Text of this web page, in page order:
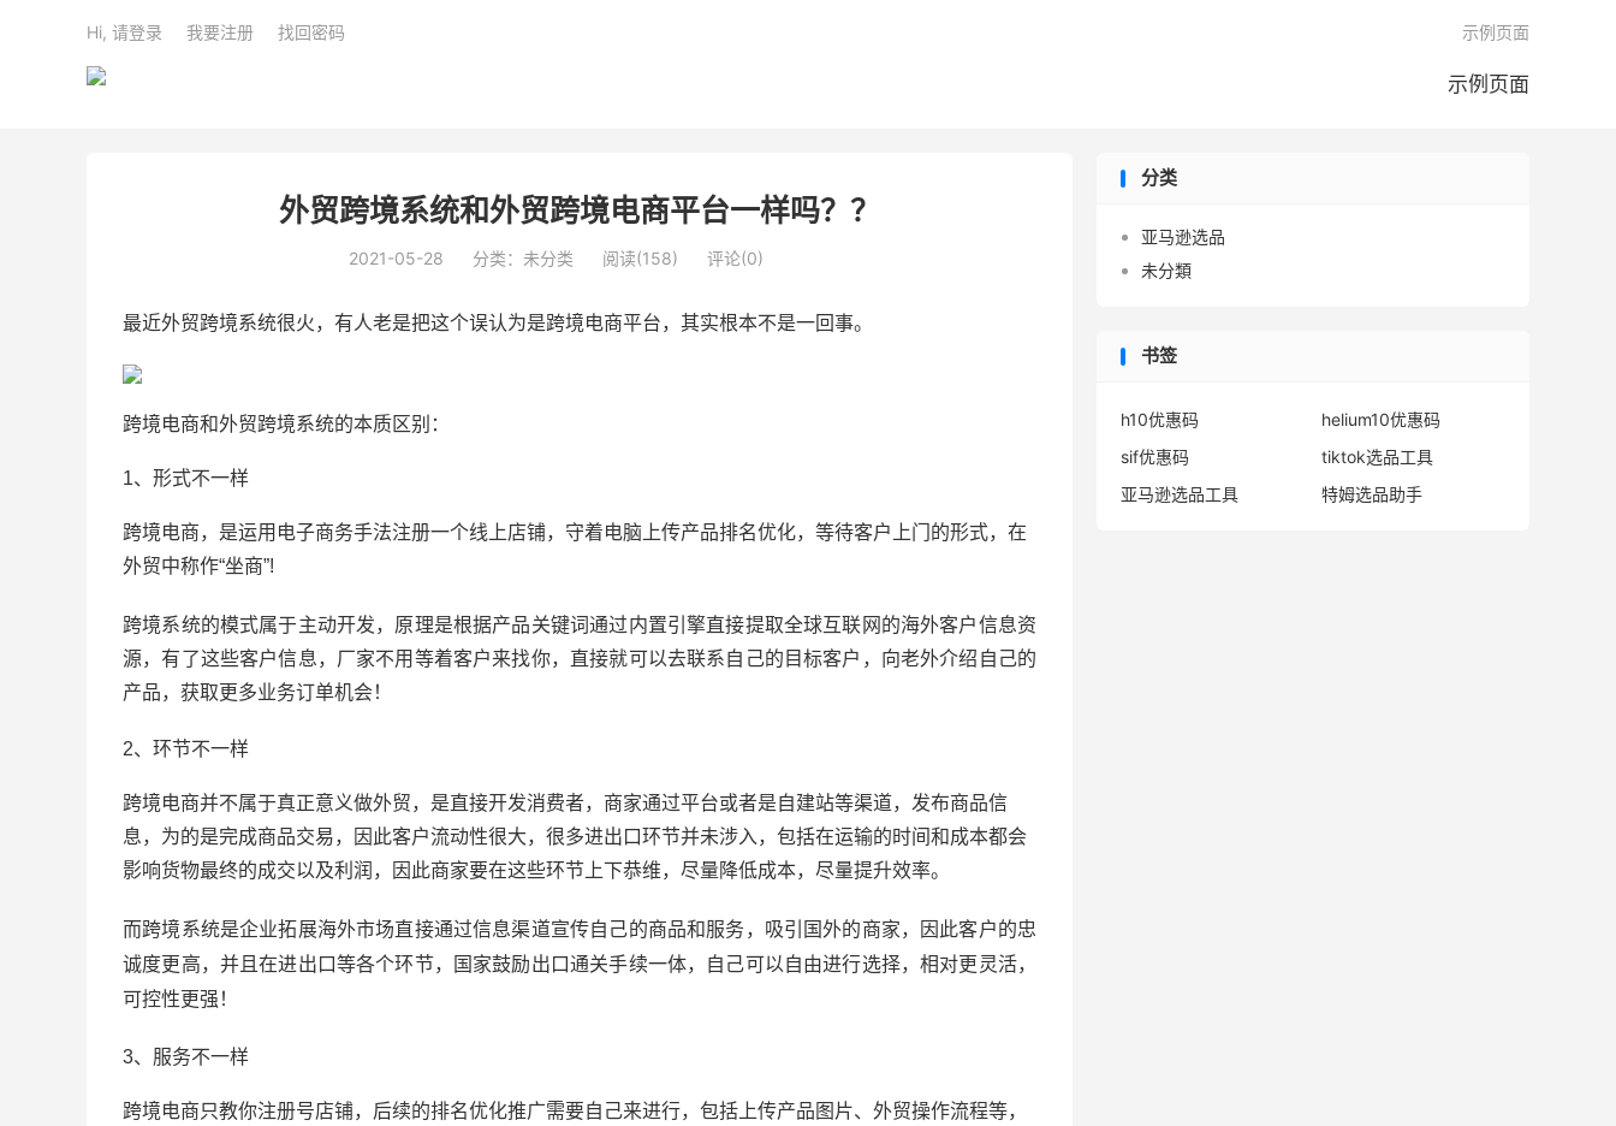
示例页面
示例页面
Hi, 请登录 我要注册 找回密码
外贸跨境系统和外贸跨境电商平台一样吗？？
2021-05-28 分类：未分类 阅读(158) 评论(0)
最近外贸跨境系统很火，有人老是把这个误认为是跨境电商平台，其实根本不是一回事。
跨境电商和外贸跨境系统的本质区别：
1、形式不一样
跨境电商，是运用电子商务手法注册一个线上店铺，守着电脑上传产品排名优化，等待客户上门的形式，在
外贸中称作“坐商”!
跨境系统的模式属于主动开发，原理是根据产品关键词通过内置引擎直接提取全球互联网的海外客户信息资
源，有了这些客户信息，厂家不用等着客户来找你，直接就可以去联系自己的目标客户，向老外介绍自己的
产品，获取更多业务订单机会！
2、环节不一样
跨境电商并不属于真正意义做外贸，是直接开发消费者， 商家通过平台或者是自建站等渠道，发布商品信
息，为的是完成商品交易，因此客户流动性很大，很多进出口环节并未涉入，包括在运输的时间和成本都会
影响货物最终的成交以及利润，因此商家要在这些环节上下恭维，尽量降低成本，尽量提升效率。
而跨境系统是企业拓展海外市场直接通过信息渠道宣传自己的商品和服务，吸引国外的商家，因此客户的忠
诚度更高，并且在进出口等各个环节，国家鼓励出口通关手续一体，自己可以自由进行选择，相对更灵活，
可控性更强！
3、服务不一样
跨境电商只教你注册号店铺，后续的排名优化推广需要自己来进行，包括上传产品图片、外贸操作流程等，
分类
亚马逊选品
未分類
书签
h10优惠码
helium10优惠码
sif优惠码
tiktok选品工具
亚马逊选品工具
特姆选品助手